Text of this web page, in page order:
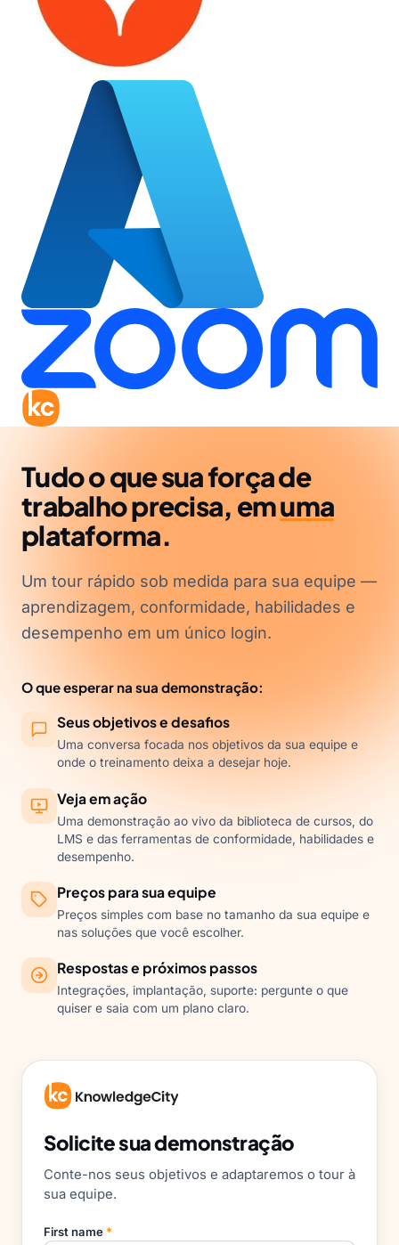
Tudo o que sua força de
trabalho precisa, em
uma
plataforma.
Um tour rápido sob medida para sua equipe —
desempenho em um único login.
O que esperar na sua demonstração:
Uma conversa focada nos objetivos da sua equipe e
onde o treinamento deixa a desejar hoje.
Veja em ação
Uma demonstração ao vivo da biblioteca de cursos, do
LMS e das ferramentas de conformidade, habilidades e
desempenho.
Preços para sua equipe
Preços simples com base no tamanho da sua equipe e
nas soluções que você escolher.
Respostas e próximos passos
Integrações, implantação, suporte: pergunte o que
quiser e saia com um plano claro.
Solicite sua demonstração
sua equipe.
First name*